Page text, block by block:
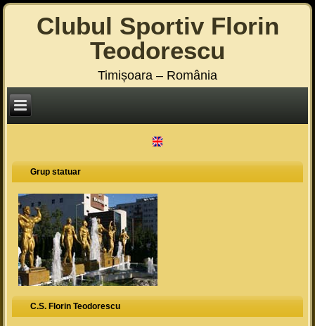
Clubul Sportiv Florin
Teodorescu
Timișoara – România
Grup statuar
C.S. Florin Teodorescu